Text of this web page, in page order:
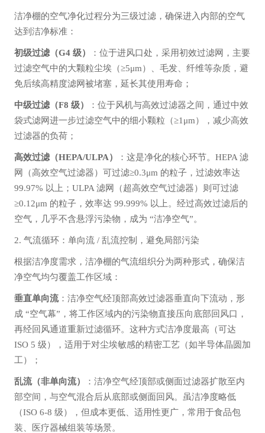
洁净棚的空气净化过程分为三级过滤，确保进入内部的空气
达到洁净标准：
初级过滤（G4 级）
：位于进风口处，采用初效过滤网，主要
过滤空气中的大颗粒尘埃（≥5μm）、毛发、纤维等杂质，避
免后续高精度滤网被堵塞，延长其使用寿命；
中级过滤（F8 级）
：位于风机与高效过滤器之间，通过中效
袋式滤网进一步过滤空气中的细小颗粒（≥1μm），减少高效
过滤器的负荷；
高效过滤（HEPA/ULPA）
：这是净化的核心环节。HEPA 滤
网（高效空气过滤器）可过滤≥0.3μm 的粒子，过滤效率达
99.97% 以上；ULPA 滤网（超高效空气过滤器）则可过滤
≥0.12μm 的粒子，效率达 99.999% 以上。经过高效过滤后的
空气，几乎不含悬浮污染物，成为 “洁净空气”。
2. 气流循环：单向流 / 乱流控制，避免局部污染
根据洁净度需求，洁净棚的气流组织分为两种形式，确保洁
净空气均匀覆盖工作区域：
垂直单向流：洁净空气经顶部高效过滤器垂直向下流动，形
成 “空气幕”，将工作区域内的污染物直接压向底部回风口，
再经回风通道重新过滤循环。这种方式洁净度最高（可达
ISO 5 级），适用于对尘埃敏感的精密工艺（如半导体晶圆加
工）；
乱流（非单向流）
：洁净空气经顶部或侧面过滤器扩散至内
部空间，与空气混合后从底部或侧面回风。虽洁净度略低
（ISO 6-8 级），但成本更低、适用性更广，常用于食品包
装、医疗器械组装等场景。